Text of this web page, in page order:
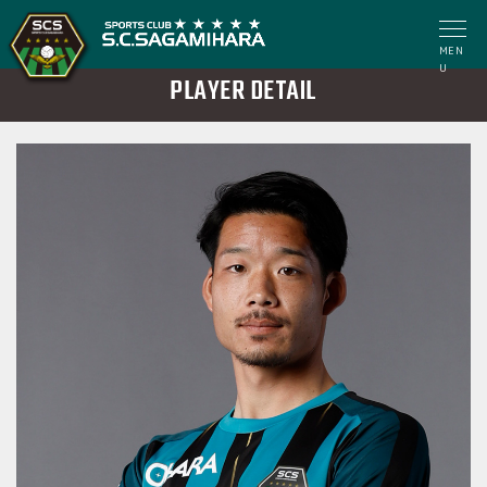
MEN
U
PLAYER DETAIL